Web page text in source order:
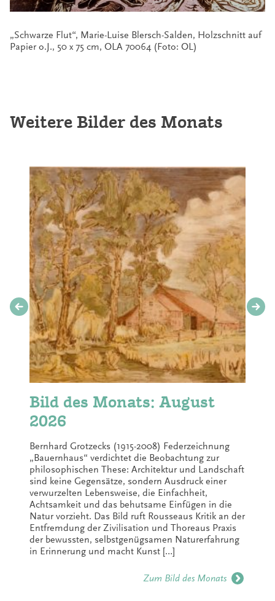
„Schwarze Flut“, Marie-Luise Blersch-Salden, Holzschnitt auf
Papier o.J., 50 x 75 cm, OLA 70064 (Foto: OL)
Weitere Bilder des Monats
Bild des Monats: August
2026
Bernhard Grotzecks (1915-2008) Federzeichnung
„Bauernhaus“ verdichtet die Beobachtung zur
philosophischen These: Architektur und Landschaft
sind keine Gegensätze, sondern Ausdruck einer
verwurzelten Lebensweise, die Einfachheit,
Achtsamkeit und das behutsame Einfügen in die
Natur vorzieht. Das Bild ruft Rousseaus Kritik an der
Entfremdung der Zivilisation und Thoreaus Praxis
der bewussten, selbstgenügsamen Naturerfahrung
in Erinnerung und macht Kunst […]
Zum Bild des Monats